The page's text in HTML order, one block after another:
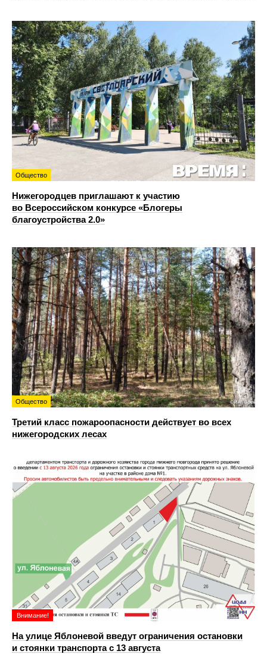
Общество
Нижегородцев приглашают к участию
во Всероссийском конкурсе «Блогеры
благоустройства 2.0»
Общество
Третий класс пожароопасности действует во всех
нижегородских лесах
Внимание!
На улице Яблоневой введут ограничения остановки
и стоянки транспорта с 13 августа